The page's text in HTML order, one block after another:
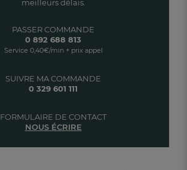
meilleurs délais.
SUIVRE MA COMMANDE
0 329 601 111
PASSER COMMANDE
0 892 688 813
Service 0,40€/min + prix appel
FORMULAIRE DE CONTACT
NOUS ÉCRIRE